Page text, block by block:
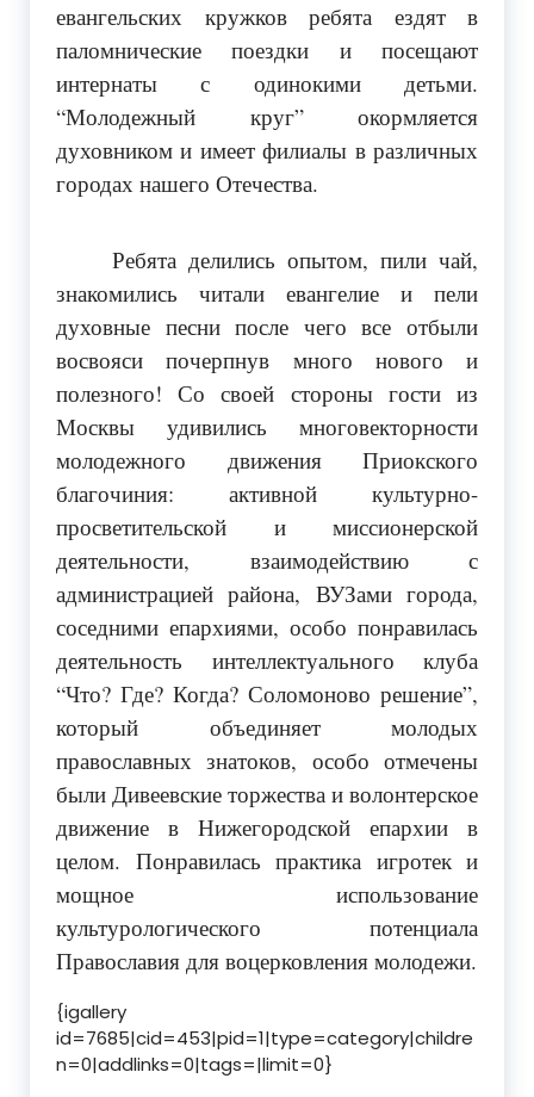
евангельских кружков ребята ездят в
паломнические поездки и посещают
интернаты с одинокими детьми.
“Молодежный круг” окормляется
духовником и имеет филиалы в различных
городах нашего Отечества.
Ребята делились опытом, пили чай,
знакомились читали евангелие и пели
духовные песни после чего все отбыли
восвояси почерпнув много нового и
полезного! Со своей стороны гости из
Москвы удивились многовекторности
молодежного движения Приокского
благочиния: активной культурно-
просветительской и миссионерской
деятельности, взаимодействию с
администрацией района, ВУЗами города,
соседними епархиями, особо понравилась
деятельность интеллектуального клуба
“Что? Где? Когда? Соломоново решение”,
который объединяет молодых
православных знатоков, особо отмечены
были Дивеевские торжества и волонтерское
движение в Нижегородской епархии в
целом. Понравилась практика игротек и
мощное использование
культурологического потенциала
Православия для воцерковления молодежи.
{igallery
id=7685|cid=453|pid=1|type=category|childre
n=0|addlinks=0|tags=|limit=0}